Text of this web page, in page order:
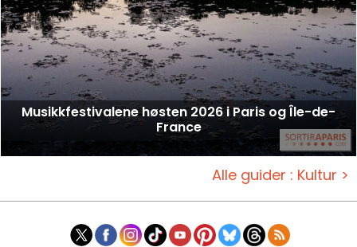
Musikkfestivalene høsten 2026 i Paris og Île-de-
France
Alle guider : Kultur >